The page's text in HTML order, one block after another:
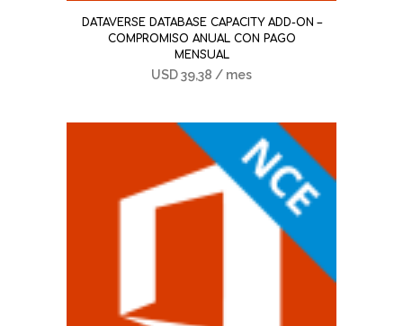
DATAVERSE DATABASE CAPACITY ADD-ON –
COMPROMISO ANUAL CON PAGO
MENSUAL
USD39,38 / mes